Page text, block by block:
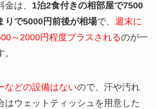
は、 1泊2食付きの相部屋で7500
りで5000円前後が相場で、 週末に
～2000円程度プラスされるのが一
などの設備はないので、汗や汚れ
はウェットティッシュを用意した